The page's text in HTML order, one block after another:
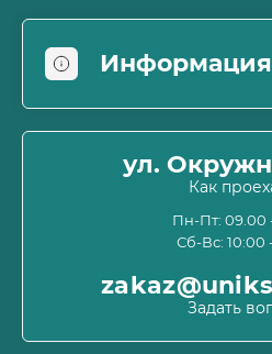
Информация
Информация о доставке
Пользовательское
Политика
Связаться с нами
Карта сайта
ул.
Как
Пн-Пт: 09.00
Сб-Вс: 10:00
Задать